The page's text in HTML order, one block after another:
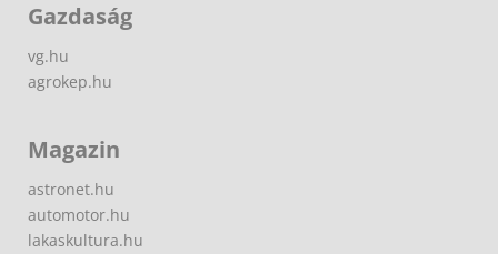
Gazdaság
vg.hu
agrokep.hu
Magazin
astronet.hu
automotor.hu
lakaskultura.hu